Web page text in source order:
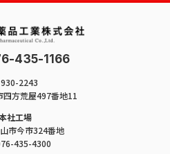
435-1166
930-2243
四方荒屋497番地11
社工場
市今市324番地
435-4300